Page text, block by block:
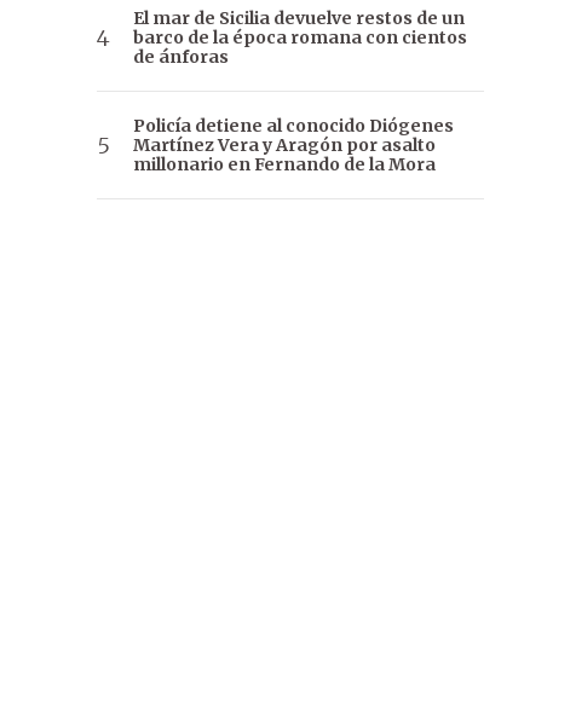
El mar de Sicilia devuelve restos de un
barco de la época romana con cientos
de ánforas
Policía detiene al conocido Diógenes
Martínez Vera y Aragón por asalto
millonario en Fernando de la Mora